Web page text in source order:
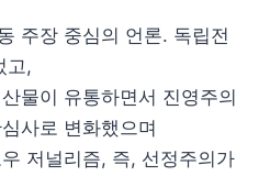
주장 중심의 언론. 독립전
고,
물이 유통하면서 진영주의
사로 변화했으며
저널리즘, 즉, 선정주의가